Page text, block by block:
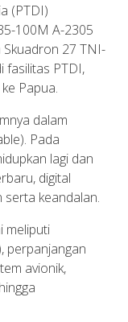
(PTDI)
100M A-2305
Skuadron 27 TNI-
fasilitas PTDI,
ke Papua.
dalam
Pada
lagi dan
, digital
serta keandalan.
meliputi
perpanjangan
avionik,
hingga